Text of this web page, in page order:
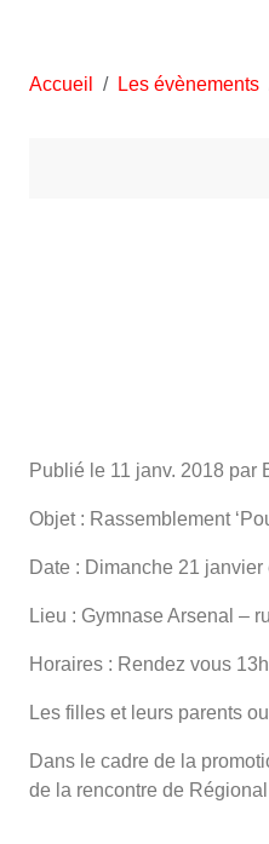
Accueil Les évènements
Publié le 11 janv. 2018 par
Objet : Rassemblement
Date : Dimanche 21
Lieu : Gymnase Arsenal –
Horaires : Rendez vous
Les filles et leurs parents
Dans le cadre de la
de la rencontre de